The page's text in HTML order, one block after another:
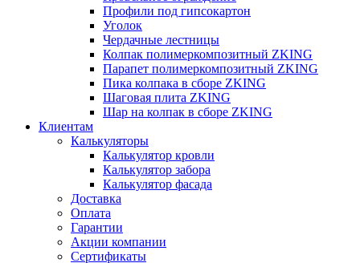
Профили под гипсокартон
Уголок
Чердачные лестницы
Колпак полимеркомпозитный ZKING
Парапет полимеркомпозитный ZKING
Пика колпака в сборе ZKING
Шаговая плита ZKING
Шар на колпак в сборе ZKING
Клиентам
Калькуляторы
Калькулятор кровли
Калькулятор забора
Калькулятор фасада
Доставка
Оплата
Гарантии
Акции компании
Сертификаты